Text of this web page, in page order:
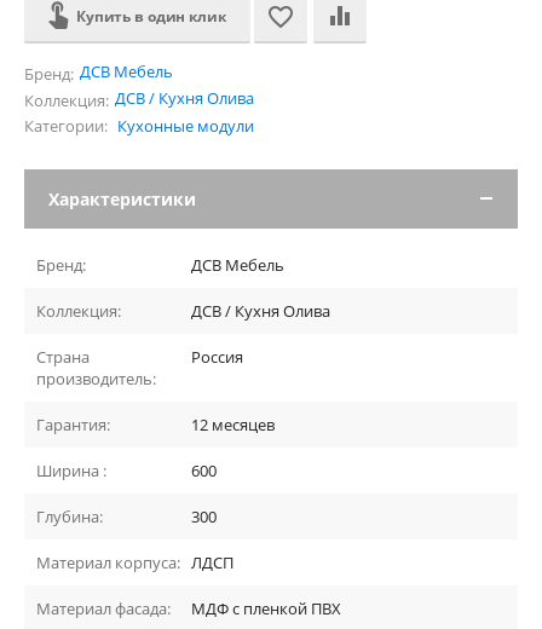
Купить в один клик
Бренд: ДСВ Мебель
Коллекция: ДСВ / Кухня Олива
Категории: Кухонные модули
Характеристики
Бренд: ДСВ Мебель
Коллекция: ДСВ / Кухня Олива
Страна
производитель:
Россия
Гарантия: 12 месяцев
Ширина : 600
Глубина: 300
Материал корпуса: ЛДСП
Материал фасада: МДФ с пленкой ПВХ